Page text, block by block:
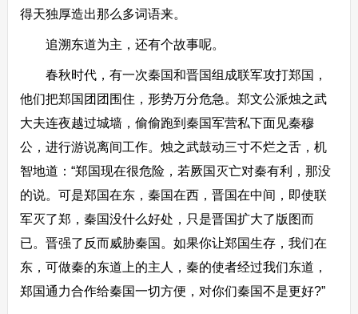
得天独厚造出那么多词语来。
追溯东道为主，还有个故事呢。
春秋时代，有一次秦国和晋国组成联军攻打郑国，
他们把郑国团团围住，形势万分危急。郑文公派烛之武
大夫连夜越过城墙，偷偷跑到秦国军营私下面见秦穆
公，进行游说离间工作。烛之武鼓动三寸不烂之舌，机
智地道：“郑国现在很危险，若厥国灭亡对秦有利，那没
的说。可是郑国在东，秦国在西，晋国在中间，即使联
军灭了郑，秦国没什么好处，只是晋国扩大了版图而
已。晋强了反而威胁秦国。如果你让郑国生存，我们在
东，可做秦的东道上的主人，秦的使者经过我们东道，
郑国通力合作给秦国一切方便，对你们秦国不是更好?”